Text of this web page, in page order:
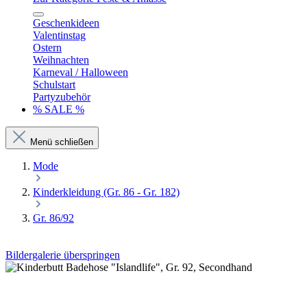
Geschenkideen
Valentinstag
Ostern
Weihnachten
Karneval / Halloween
Schulstart
Partyzubehör
% SALE %
Menü schließen
Mode
Kinderkleidung (Gr. 86 - Gr. 182)
Gr. 86/92
Bildergalerie überspringen